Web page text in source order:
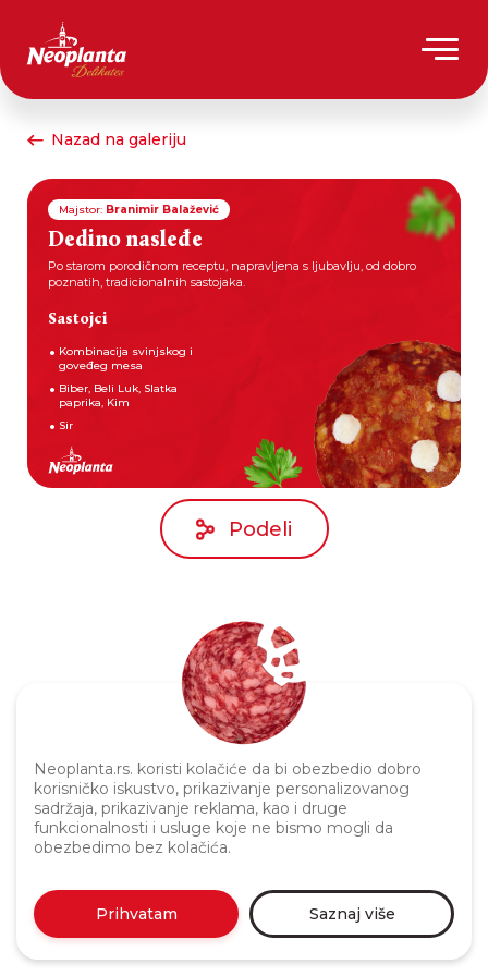
Neoplanta.rs. koristi kolačiće da bi obezbedio dobro
korisničko iskustvo, prikazivanje personalizovanog
sadržaja, prikazivanje reklama, kao i druge
funkcionalnosti i usluge koje ne bismo mogli da
obezbedimo bez kolačića.
Prihvatam Saznaj više
Nazad na galeriju
Majstor: Branimir Balažević
Dedino nasleđe
Po starom porodičnom receptu, napravljena s ljubavlju, od dobro
poznatih, tradicionalnih sastojaka.
Sastojci
Kombinacija svinjskog i
goveđeg mesa
Biber, Beli Luk, Slatka
paprika, Kim
Sir
Podeli
Politika privatnosti